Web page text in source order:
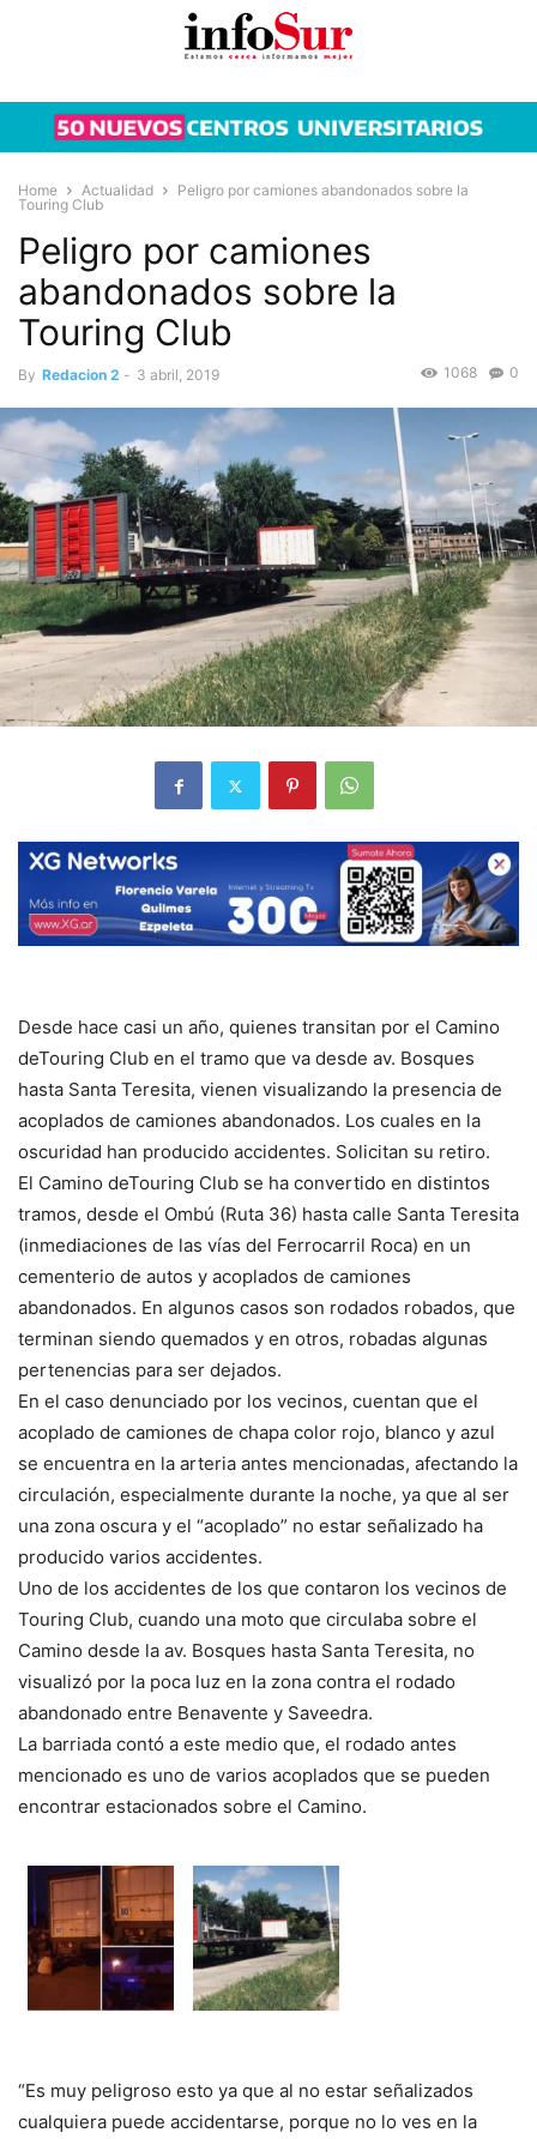
Home Actualidad
Peligro por camiones abandonados sobre la
Touring Club
Peligro por camiones
abandonados sobre la
Touring Club
By Redacion 2 - 3 abril, 2019 0
1068
Desde hace casi un año, quienes transitan por el Camino
deTouring Club en el tramo que va desde av. Bosques
hasta Santa Teresita, vienen visualizando la presencia de
acoplados de camiones abandonados. Los cuales en la
oscuridad han producido accidentes. Solicitan su retiro.
El Camino deTouring Club se ha convertido en distintos
tramos, desde el Ombú (Ruta 36) hasta calle Santa Teresita
(inmediaciones de las vías del Ferrocarril Roca) en un
cementerio de autos y acoplados de camiones
abandonados. En algunos casos son rodados robados, que
terminan siendo quemados y en otros, robadas algunas
pertenencias para ser dejados.
En el caso denunciado por los vecinos, cuentan que el
acoplado de camiones de chapa color rojo, blanco y azul
se encuentra en la arteria antes mencionadas, afectando la
circulación, especialmente durante la noche, ya que al ser
una zona oscura y el “acoplado” no estar señalizado ha
producido varios accidentes.
Uno de los accidentes de los que contaron los vecinos de
Touring Club, cuando una moto que circulaba sobre el
Camino desde la av. Bosques hasta Santa Teresita, no
visualizó por la poca luz en la zona contra el rodado
abandonado entre Benavente y Saveedra.
La barriada contó a este medio que, el rodado antes
mencionado es uno de varios acoplados que se pueden
encontrar estacionados sobre el Camino.
“Es muy peligroso esto ya que al no estar señalizados
cualquiera puede accidentarse, porque no lo ves en la